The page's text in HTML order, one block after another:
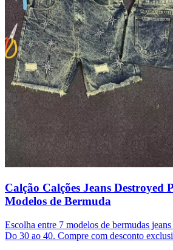
Calção Calções Jeans Destroyed
Modelos de Bermuda
Escolha entre 7 modelos de bermudas
Do 30 ao 40. Compre com desconto